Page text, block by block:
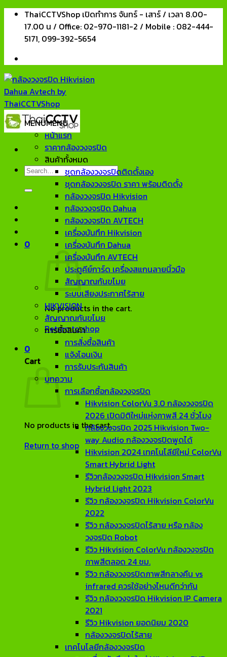
Skip
content
ThaiCCTVShop เปิดทำการ จันทร์ - เสาร์ / เวลา 8.00-
17.00 น / Office: 02-970-1181-2 / Mobile : 082-444-
5171, 099-392-5654
Search
0
No products in the cart.
Return to shop
0
Cart
No products in the cart.
Return to shop
MENUMENU
หน้าแรก
ราคากล้องวงจรปิด
สินค้าทั้งหมด
ชุดกล้องวงจรปิดติดตั้งเอง
ชุดกล้องวงจรปิด ราคา พร้อมติดตั้ง
กล้องวงจรปิด Hikvision
กล้องวงจรปิด Dahua
กล้องวงจรปิด AVTECH
เครื่องบันทึก Hikvision
เครื่องบันทึก Dahua
เครื่องบันทึก AVTECH
ประตูคีย์การ์ด เครื่องสแกนลายนิ้วมือ
สัญญาณกันขโมย
ระบบเสียงประกาศไร้สาย
HIKVISION
สัญญาณกันขโมย
การซื้อสินค้า
การสั่งซื้อสินค้า
แจ้งโอนเงิน
การรับประกันสินค้า
บทความ
การเลือกซื้อกล้องวงจรปิด
Hikvision ColorVu 3.0 กล้องวงจรปิด
2026 เปิดมิติใหม่แห่งภาพสี 24 ชั่วโมง
กล้องวงจรปิด 2025 Hikvision Two-
way Audio กล้องวงจรปิดพูดได้
Hikvision 2024 เทคโนโลียีใหม่ ColorVu
Smart Hybrid Light
รีวิวกล้องวงจรปิด Hikvision Smart
Hybrid Light 2023
รีวิว กล้องวงจรปิด Hikvision ColorVu
2022
รีวิว กล้องวงจรปิดไร้สาย หรือ กล้อง
วงจรปิด Robot
รีวิว Hikvision ColorVu กล้องวงจรปิด
ภาพสีตลอด 24 ชม.
รีวิว กล้องวงจรปิดภาพสีกลางคืน vs
infrared ควรใช้อย่างไหนดีกว่ากัน
รีวิว กล้องวงจรปิด Hikvision IP Camera
2021
รีวิว Hikvision ยอดนิยม 2020
กล้องวงจรปิดไร้สาย
เทคโนโลยีกล้องวงจรปิด